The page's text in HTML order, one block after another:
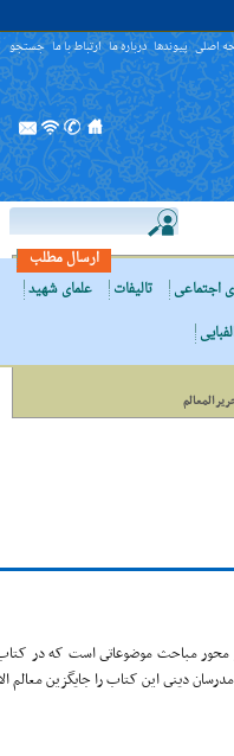
اصلی پیوندها درباره ما ارتباط با ما جستجو
ارسال مطلب
اجتماعی تالیفات
علمای شهید
المعالم
مباحث موضوعاتى است که در کتاب
دینى این کتاب را جایگزین معالم